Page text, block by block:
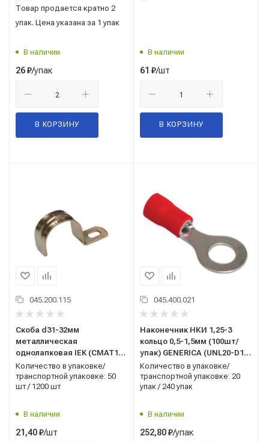
Товар продается кратно 2
упак. Цена указана за 1 упак
В наличии
26₽/упак
В КОРЗИНУ
В наличии
61 ₽/шт
В КОРЗИНУ
045.200.115
Скоба d31-32мм
металлическая
однолапковая IEK (CMAT10-
31-100)
Количество в упаковке/
транспортной упаковке: 50
шт / 1200 шт
В наличии
21,40₽/шт
045.400.021
Наконечник НКИ 1,25-3
кольцо 0,5-1,5мм (100шт/
упак) GENERICA (UNL20-D15-
4-3-G)
Количество в упаковке/
транспортной упаковке: 20
упак / 240 упак
В наличии
252,80₽/упак